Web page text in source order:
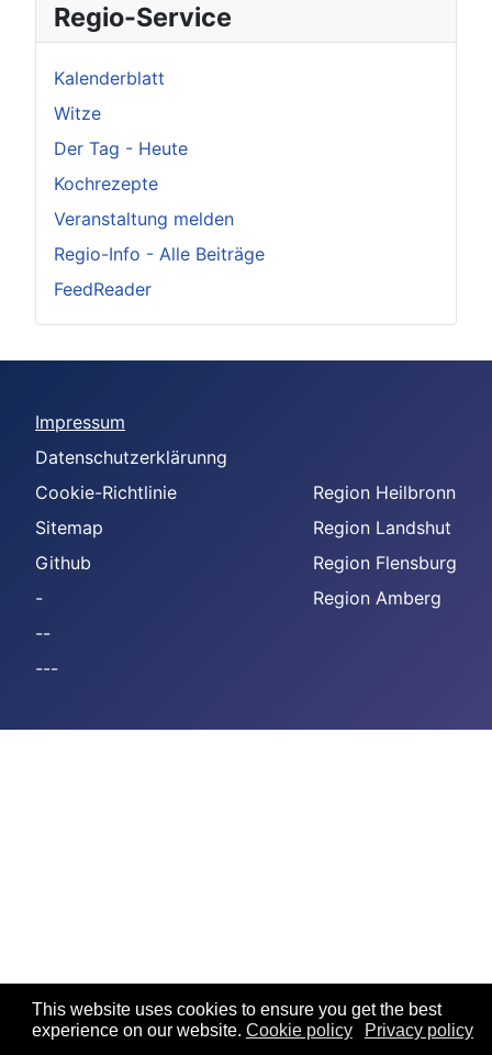
This website uses cookies to ensure you get the best
experience on our website. Cookie policy Privacy policy
Regio-Service
Kalenderblatt
Witze
Der Tag - Heute
Kochrezepte
Veranstaltung melden
Regio-Info - Alle Beiträge
FeedReader
Impressum
Datenschutzerklärunng
Cookie-Richtlinie
Sitemap
Github
-
--
---
Region Heilbronn
Region Landshut
Region Flensburg
Region Amberg